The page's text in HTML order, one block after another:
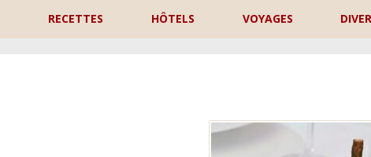
RECETTES HÔTELS VOYAGES